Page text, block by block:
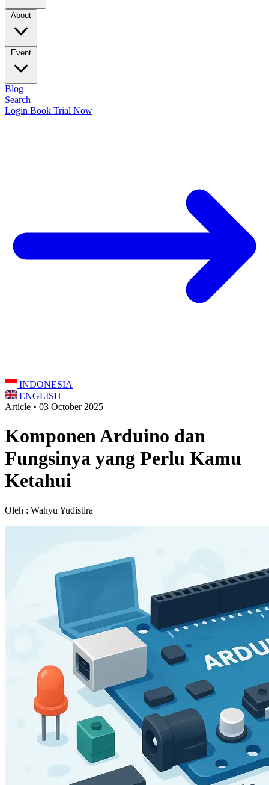
About
Event
Blog
Search
Login Book Trial Now
INDONESIA
ENGLISH
Article • 03 October 2025
Komponen Arduino dan
Fungsinya yang Perlu Kamu
Ketahui
Oleh : Wahyu Yudistira